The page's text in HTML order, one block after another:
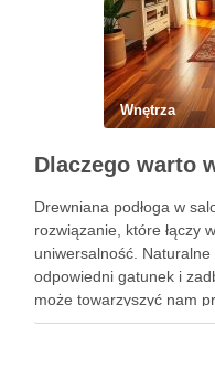
Wnętrza
Drewniana podłoga w
rozwiązanie, które łączy
uniwersalność.
odpowiedni gatunek i
może towarzyszyć nam
swoim niepowtarzalnym